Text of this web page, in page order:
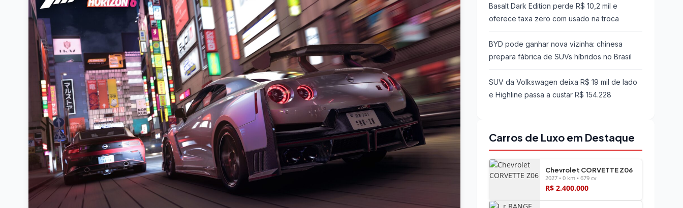
Basalt Dark Edition perde R$ 10,2 mil e
oferece taxa zero com usado na troca
BYD pode ganhar nova vizinha: chinesa
prepara fábrica de SUVs híbridos no Brasil
SUV da Volkswagen deixa R$ 19 mil de lado
e Highline passa a custar R$ 154.228
Carros de Luxo em Destaque
Chevrolet CORVETTE Z06
2027 • 0 km • 679 cv
R$ 2.400.000